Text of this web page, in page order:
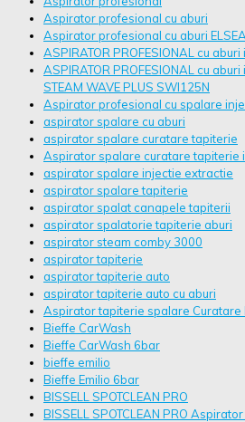
Aspirator profesional cu aburi
Aspirator profesional cu aburi
ASPIRATOR PROFESIONAL cu
ASPIRATOR PROFESIONAL cu
STEAM WAVE PLUS SWI125N
Aspirator profesional cu spalare
aspirator spalare cu aburi
aspirator spalare curatare tapiterie
Aspirator spalare curatare tapiterie
aspirator spalare injectie extractie
aspirator spalare tapiterie
aspirator spalat canapele tapiterii
aspirator spalatorie tapiterie aburi
aspirator steam comby 3000
aspirator tapiterie
aspirator tapiterie auto
aspirator tapiterie auto cu aburi
Aspirator tapiterie spalare Curatare
Bieffe CarWash
Bieffe CarWash 6bar
bieffe emilio
Bieffe Emilio 6bar
BISSELL SPOTCLEAN PRO
BISSELL SPOTCLEAN PRO